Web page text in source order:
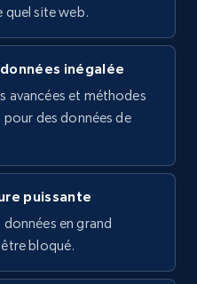
- Collecting
post, and more.
Essai gratuit
site web.
inégalée
avancées et méthodes
des données de
puissante
données en grand
bloqué.